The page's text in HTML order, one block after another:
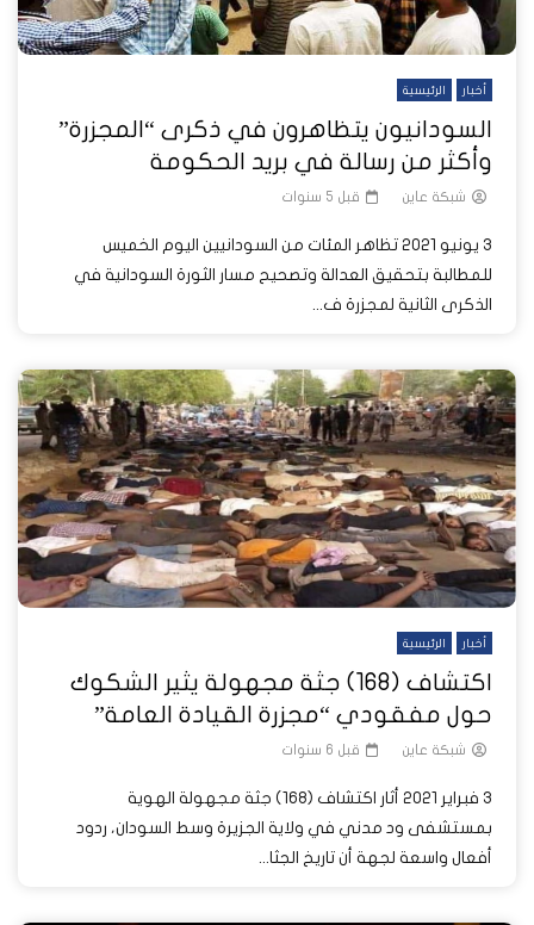
أخبار الرئيسية
السودانيون يتظاهرون في ذكرى “المجزرة”
وأكثر من رسالة في بريد الحكومة
شبكة عاين قبل 5 سنوات
3 يونيو 2021 تظاهر المئات من السودانيين اليوم الخميس
للمطالبة بتحقيق العدالة وتصحيح مسار الثورة السودانية في
الذكرى الثانية لمجزرة ف...
أخبار الرئيسية
اكتشاف (168) جثة مجهولة يثير الشكوك
حول مفقودي “مجزرة القيادة العامة”
شبكة عاين قبل 6 سنوات
3 فبراير 2021 أثار اكتشاف (168) جثة مجهولة الهوية
بمستشفى ود مدني في ولاية الجزيرة وسط السودان، ردود
أفعال واسعة لجهة أن تاريخ الجثا...